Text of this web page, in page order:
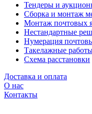
Тендеры и
Сборка и монтаж
Монтаж почтовых
Нестандартные
Нумерация
Такелажные
Схема расстановки
Доставка и оплата
О нас
Контакты